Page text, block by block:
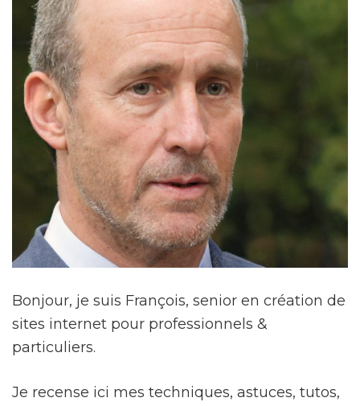
Bonjour, je suis François, senior en création de
sites internet pour professionnels &
particuliers.
Je recense ici mes techniques, astuces, tutos,